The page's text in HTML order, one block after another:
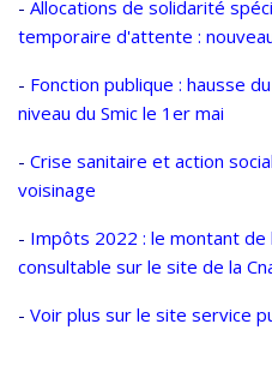
- Allocations de solidarité
temporaire d'attente :
- Fonction publique : hausse
niveau du Smic le 1er mai
- Crise sanitaire et action
voisinage
- Impôts 2022 : le montant
consultable sur le site de la
- Voir plus sur le site service